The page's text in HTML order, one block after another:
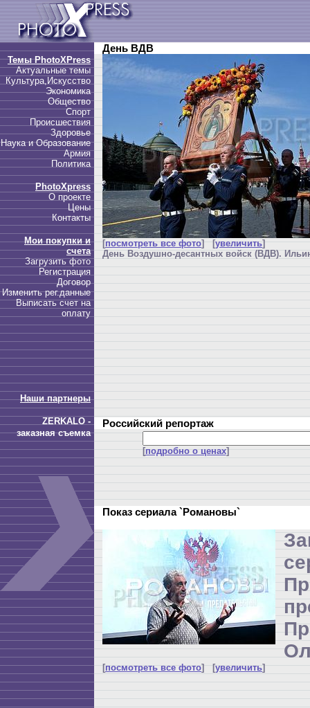
Темы PhotoXPress
Актуальные темы
Культура,Искусство
Экономика
Общество
Спорт
Происшествия
Здоровье
Наука и Образование
Армия
Политика
PhotoXpress
О проекте
Цены
Контакты
Мои покупки и
счета
Загрузить фото
Регистрация
Договор
Изменить рег.данные
Выписать счет на
оплату
Наши партнеры
ZERKALO -
заказная съемка
День ВДВ
[посмотреть все фото] [увеличить]
День Воздушно-десантных войск (ВДВ).
Российский репортаж
[подробно о ценах]
Показ сериала `Романовы`
[посмотреть все фото] [увеличить]